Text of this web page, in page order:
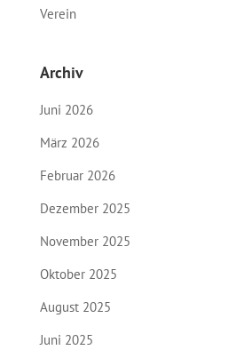
Verein
Archiv
Juni 2026
März 2026
Februar 2026
Dezember 2025
November 2025
Oktober 2025
August 2025
Juni 2025